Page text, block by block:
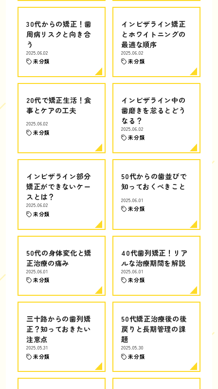
30代からの矯正！歯
周病リスクと向き合
う
2025.06.02
未分類
インビザライン矯正
とホワイトニングの
最適な順序
2025.06.02
未分類
20代で矯正生活！食
事とケアの工夫
2025.06.02
未分類
インビザライン中の
歯磨きを怠るとどう
なる？
2025.06.02
未分類
インビザライン部分
矯正ができないケー
スとは？
2025.06.02
未分類
50代からの歯並びで
知っておくべきこと
2025.06.01
未分類
50代の身体変化と矯
正治療の痛み
2025.06.01
未分類
40代歯列矯正！リア
ルな治療期間を解説
2025.06.01
未分類
三十路からの歯列矯
正？知っておきたい
注意点
2025.05.31
未分類
50代矯正治療後の後
戻りと長期管理の課
題
2025.05.30
未分類